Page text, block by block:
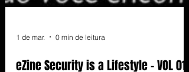
1 de mar. 0 min de leitura